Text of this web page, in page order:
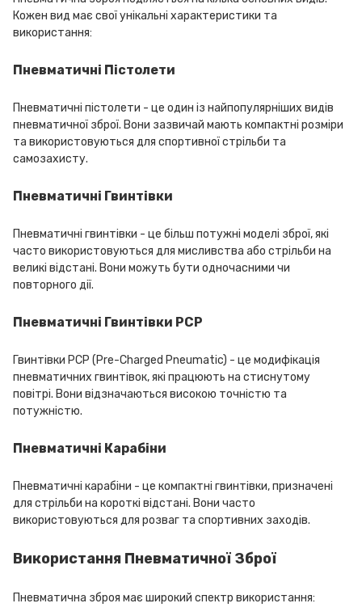
Кожен вид має свої унікальні характеристики та
використання:
Пневматичні Пістолети
Пневматичні пістолети - це один із найпопулярніших видів
пневматичної зброї. Вони зазвичай мають компактні розміри
та використовуються для спортивної стрільби та
самозахисту.
Пневматичні Гвинтівки
Пневматичні гвинтівки - це більш потужні моделі зброї, які
часто використовуються для мисливства або стрільби на
великі відстані. Вони можуть бути одночасними чи
повторного дії.
Пневматичні Гвинтівки PCP
Гвинтівки PCP (Pre-Charged Pneumatic) - це модифікація
пневматичних гвинтівок, які працюють на стиснутому
повітрі. Вони відзначаються високою точністю та
потужністю.
Пневматичні Карабіни
Пневматичні карабіни - це компактні гвинтівки, призначені
для стрільби на короткі відстані. Вони часто
використовуються для розваг та спортивних заходів.
Використання Пневматичної Зброї
Пневматична зброя має широкий спектр використання: